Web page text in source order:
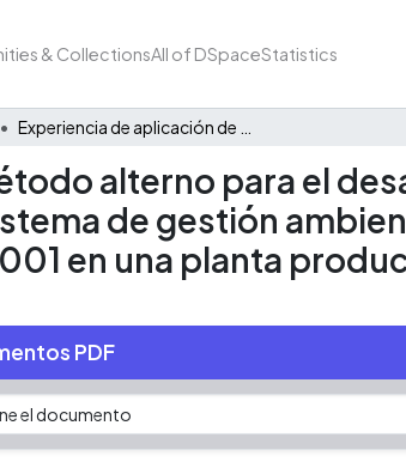
& CollectionsAll of DSpaceStatistics
alterno para el
de gestión
en una planta
PDF